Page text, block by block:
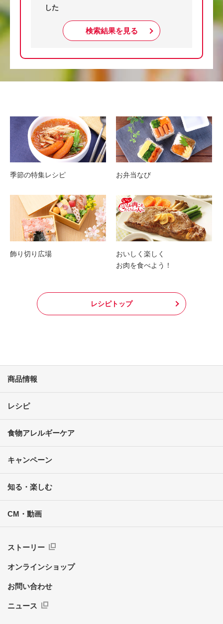
した
検索結果を見る
季節の特集レシピ お弁当なび
飾り切り広場
おいしく楽しく
お肉を食べよう！
レシピトップ
商品情報
レシピ
食物アレルギーケア
キャンペーン
知る・楽しむ
CM・動画
ストーリー
オンラインショップ
お問い合わせ
ニュース